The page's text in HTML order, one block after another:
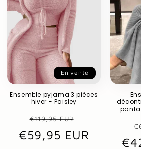
En vente
Ensemble pyjama 3 pièces
hiver - Paisley
Prix
habituel
€119,95 EUR
€59,95 EUR